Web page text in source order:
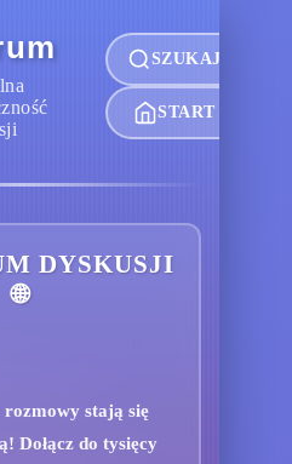
SZUKAJ
START
DYSKUSJI
🌐
rozmowy stają się
Dołącz do tysięcy